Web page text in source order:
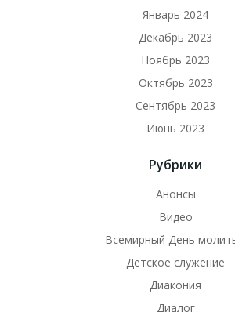
Январь 2024
Декабрь 2023
Ноябрь 2023
Октябрь 2023
Сентябрь 2023
Июнь 2023
Рубрики
Анонсы
Видео
Всемирный День
Детское служение
Диакония
Диалог